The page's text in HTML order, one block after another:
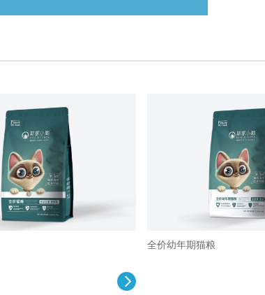
全价幼年期猫粮